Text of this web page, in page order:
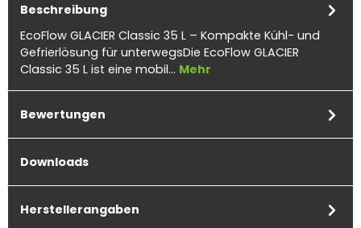
Beschreibung
EcoFlow GLACIER Classic 35 L – Kompakte Kühl- und
Gefrierlösung für unterwegsDie EcoFlow GLACIER
Classic 35 L ist eine mobil… Mehr
Bewertungen
Downloads
Herstellerangaben